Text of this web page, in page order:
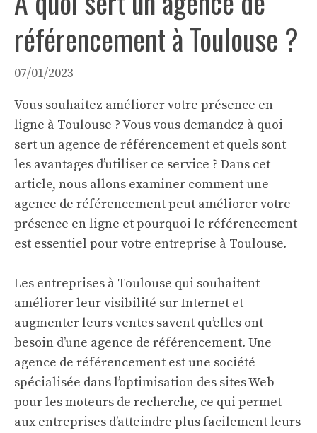
référencement à Toulouse ?
07/01/2023
Vous souhaitez améliorer votre présence en
ligne à Toulouse ? Vous vous demandez à quoi
sert un agence de référencement et quels sont
les avantages d’utiliser ce service ? Dans cet
article, nous allons examiner comment une
agence de référencement peut améliorer votre
présence en ligne et pourquoi le référencement
est essentiel pour votre entreprise à Toulouse.
Les entreprises à Toulouse qui souhaitent
améliorer leur visibilité sur Internet et
augmenter leurs ventes savent qu’elles ont
besoin d’une agence de référencement. Une
agence de référencement est une société
spécialisée dans l’optimisation des sites Web
pour les moteurs de recherche, ce qui permet
aux entreprises d’atteindre plus facilement leurs